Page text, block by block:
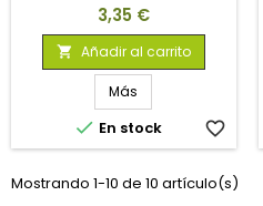
Precio
3,35 €
 Añadir al carrito
Más
 En stock favorite_border
Mostrando 1-10 de 10 artículo(s)